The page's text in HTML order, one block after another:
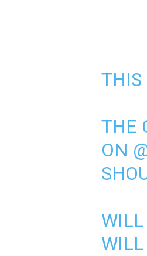
THIS
THE
ON
WILL